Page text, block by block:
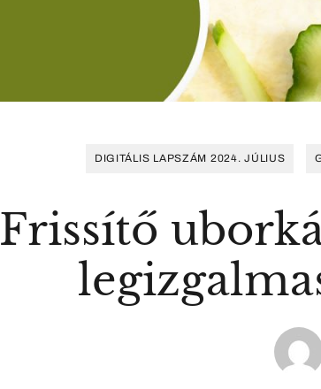
DIGITÁLIS LAPSZÁM 2024. JÚLIUS
Frissítő